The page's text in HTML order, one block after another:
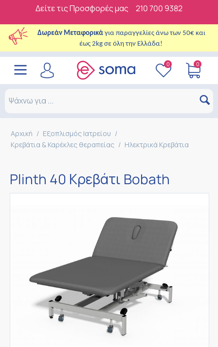
Δείτε τις Προσφορές μας 210 700 9382
Δωρεάν Μεταφορικά για παραγγελίες άνω των 50€ και
έως 2kg σε όλη την Ελλάδα!
0 0
Αρχική / Εξοπλισμός Ιατρείου /
Κρεβάτια & Καρέκλες θεραπείας / Ηλεκτρικά Κρεβάτια
Plinth 40 Κρεβάτι Bobath